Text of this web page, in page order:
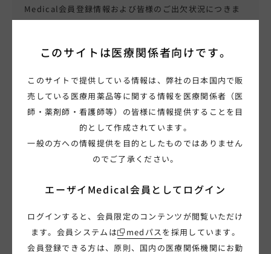
Medical会員登録情報および皆様のご出欠状況につきま
株式会社のプライバシーポリシー「個人情報の取扱いに
シー「
個人情報の取扱いについて 」に記載の目的で、両
社において共同利用しますので、視聴予約・視聴に際し
ては、必ずご確認ください。（当該個人情報の管理責任
者はエーザイ株式会社と EA ファーマ株式会社です。）
視聴予約
※開始1時間前から視聴開始ボタンとなります。
このサイトは医療関係者向けです。
このサイトで提供している情報は、弊社の日本国内で販
売している医療用薬品等に関する情報を医療関係者（医
師・薬剤師・看護師等）の皆様に情報提供することを目
的として作成されています。
一般の方への情報提供を目的としたものではありません
のでご了承ください。
エーザイMedical会員として ログイン
ログインすると、会員限定のコンテンツが閲覧いただけ
ます。会員システムは
medパス を採用しています。
会員登録できる方は、原則、国内の医療関係機関にお勤